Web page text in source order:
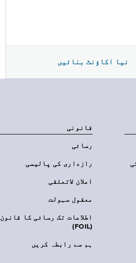
نیا اکاؤنٹ بنائیں
قانونی
رسائی
رازداری کی پالیسی
اعلان لاتعلقی
معقول سہولت
اطلاعات تک رسائی کا قانون
(FOIL)
ہم سے رابطہ کریں